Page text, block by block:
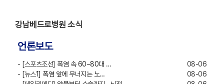
강남베드로병원 소식
언론보도
- [스포츠조선] 폭염 속 60~80대 …
08-06
- [뉴스1] 폭염 앞에 무너지는 노…
08-06